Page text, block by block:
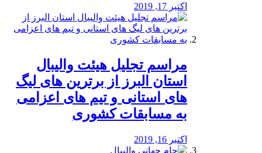
اکتبر 17, 2019
مراسم تجلیل هیئت والیبال
استان البرز از برترین های لیگ
های استانی و تیم های اعزامی
به مسابقات کشوری
اکتبر 16, 2019